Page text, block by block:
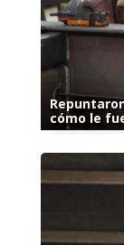
cómo le